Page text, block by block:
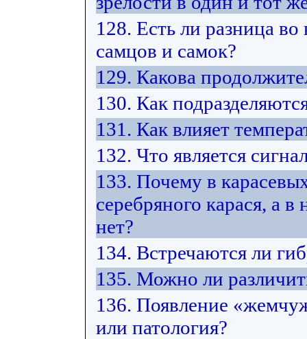
128. Есть ли разница
самцов и самок?
129. Какова
130. Как
131. Как влияет
132. Что является
133. Почему в
серебряного карася, а
нет?
134. Встречаются ли
135. Можно ли
136. Появление
или патология?